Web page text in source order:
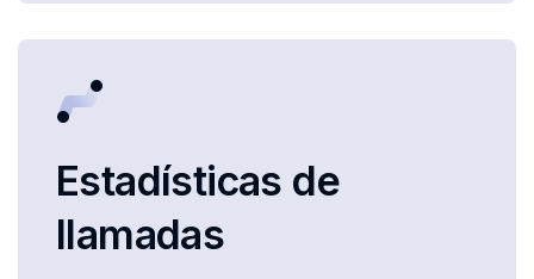
Estadísticas de
llamadas